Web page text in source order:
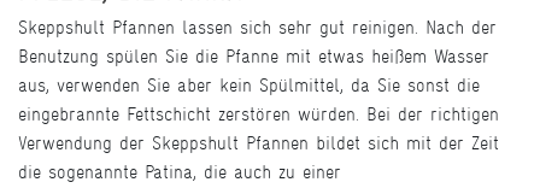
Skeppshult Pfannen lassen sich sehr gut reinigen. Nach der
Benutzung spülen Sie die Pfanne mit etwas heißem Wasser
aus, verwenden Sie aber kein Spülmittel, da Sie sonst die
eingebrannte Fettschicht zerstören würden. Bei der richtigen
Verwendung der Skeppshult Pfannen bildet sich mit der Zeit
die sogenannte Patina, die auch zu einer